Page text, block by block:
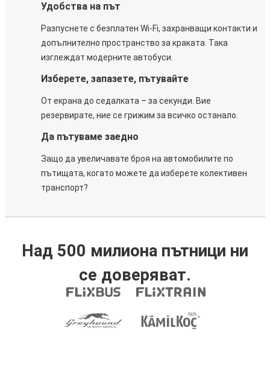
Удобства на път
Разпуснете с безплатен Wi-Fi, захранващи контакти и
допълнително пространство за краката. Така
изглеждат модерните автобуси.
Изберете, запазете, пътувайте
От екрана до седалката – за секунди. Вие
резервирате, ние се грижим за всичко останало.
Да пътуваме заедно
Защо да увеличавате броя на автомобилите по
пътищата, когато можете да изберете колективен
транспорт?
Над 500 милиона пътници ни
се доверяват.